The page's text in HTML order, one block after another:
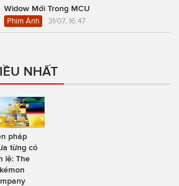
Widow Mới Trong MCU
Phim Ảnh 31/07, 16:47
NHẤT
pháp
từng có
lệ: The